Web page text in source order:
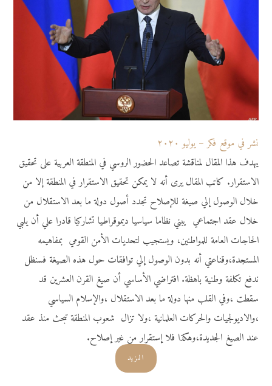
نشر في موقع فكر – يوليو ٢٠٢٠
يهدف هذا المقال لمناقشة تصاعد الحضور الروسي في المنطقة العربية على تحقيق
الاستقرار. كاتب المقال يرى أنه لا يمكن تحقيق الاستقرار في المنطقة إلا من
خلال الوصول إلي صيغة للإصلاح تجدد أصول دولة ما بعد الاستقلال من
خلال عقد اجتماعي يبني نظاما سياسيا ديموقراطيا تشاركيا قادرا علي أن يلبي
الحاجات العامة للمواطنين، ويستجيب لتحديات الأمن القومي بمفاهيمه
المستجدة،وقناعتي أنه بدون الوصول إلي توافقات حول هذه الصيغة فسنظل
ندفع تكلفة وطنية باهظة. افتراضي الأساسي أن صيغ القرن العشرين قد
سقطت ،وفي القلب منها دولة ما بعد الاستقلال ،والإسلام السياسي
،والاديولجيات والحركات العلمانية ،ولا تزال شعوب المنطقة تبحث منذ عقد
عند الصيغ الجديدة،وهكذا فلا إستقرار من غير إصلاح.
المزيد